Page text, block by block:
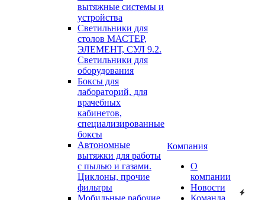
вытяжные системы и
устройства
Светильники для
столов МАСТЕР,
ЭЛЕМЕНТ, СУЛ 9.2.
Светильники для
оборудования
Боксы для
лабораторий, для
врачебных
кабинетов,
специализированные
боксы
Автономные
вытяжки для работы
с пылью и газами.
Циклоны, прочие
фильтры
Мобильные рабочие
Компания
О
компании
Новости
Команда